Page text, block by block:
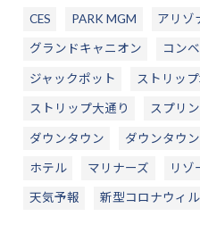
CES PARK MGM アリゾ
グランドキャニオン コン
ジャックポット ストリッ
ストリップ大通り スプリ
ダウンタウン ダウンタウ
ホテル マリナーズ リゾ
天気予報 新型コロナウィ